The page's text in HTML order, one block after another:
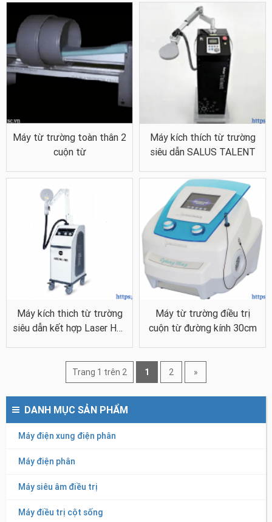
Máy từ trường toàn thân 2
cuộn từ
Máy kích thích từ trường
siêu dẫn SALUS TALENT
Máy kích thich từ trường
siêu dẫn kết hợp Laser Hàn
Máy từ trường điều trị
cuộn từ đường kính 30cm
Trang 1 trên 2 1 2 »
DANH MỤC SẢN PHẨM
Máy điện xung điện phân
Máy điện phân
Máy siêu âm điều trị
Máy điều trị cột sống